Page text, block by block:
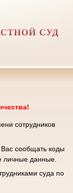
СУД
сотрудников
сообщать коды
личные данные.
суда по